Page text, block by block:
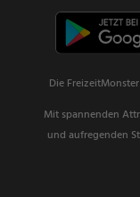
Die
Mit spannenden
und aufregenden